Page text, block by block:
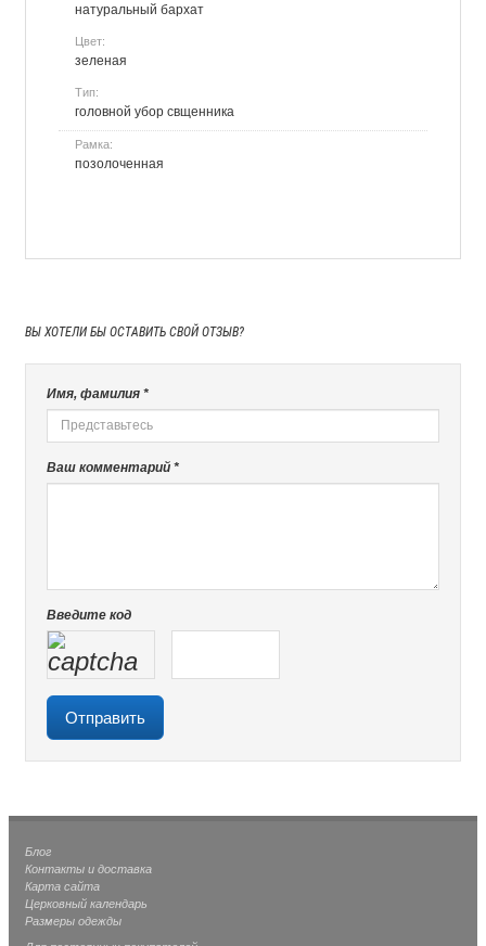
натуральный бархат
Цвет:
зеленая
Тип:
головной убор свщенника
Рамка:
позолоченная
ВЫ ХОТЕЛИ БЫ ОСТАВИТЬ СВОЙ ОТЗЫВ?
Имя, фамилия *
Ваш комментарий *
Введите код
Блог
Контакты и доставка
Карта сайта
Церковный календарь
Размеры одежды